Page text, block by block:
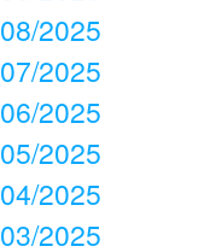
08/2025
07/2025
06/2025
05/2025
04/2025
03/2025